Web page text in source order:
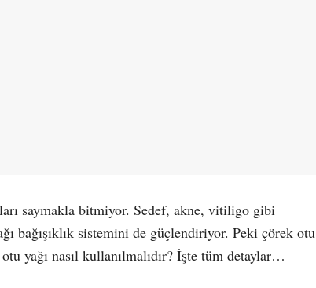
saymakla bitmiyor. Sedef, akne, vitiligo gibi
bağışıklık sistemini de güçlendiriyor. Peki çörek otu
yağı nasıl kullanılmalıdır? İşte tüm detaylar…